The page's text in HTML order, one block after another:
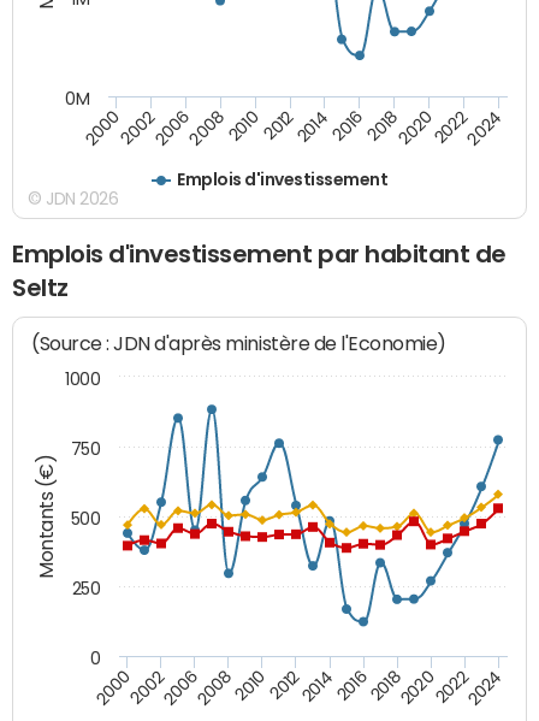
Emplois d'investissement
200020022006200820102012201420162018202020222024
0M
© JDN 2026
Emplois d'investissement par habitant de
Seltz
Montants (€)
(Source : JDN d'après ministère de l'Economie)
200020022006200820102012201420162018202020222024
0
250
500
750
1000